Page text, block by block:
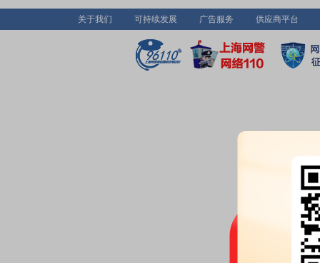
关于我们 可持续发展 广告服务 供应商平台